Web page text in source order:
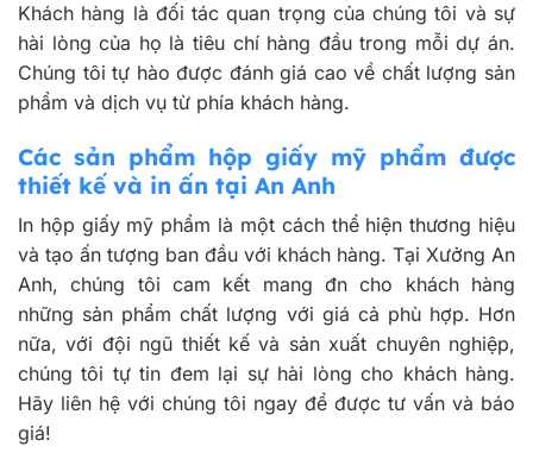
Khách hàng là đối tác quan trọng của chúng tôi và sự
hài lòng của họ là tiêu chí hàng đầu trong mỗi dự án.
Chúng tôi tự hào được đánh giá cao về chất lượng sản
phẩm và dịch vụ từ phía khách hàng.
Các sản phẩm hộp giấy mỹ phẩm được
thiết kế và in ấn tại An Anh
In hộp giấy mỹ phẩm là một cách thể hiện thương hiệu
và tạo ấn tượng ban đầu với khách hàng. Tại Xưởng An
Anh, chúng tôi cam kết mang đn cho khách hàng
những sản phẩm chất lượng với giá cả phù hợp. Hơn
nữa, với đội ngũ thiết kế và sản xuất chuyên nghiệp,
chúng tôi tự tin đem lại sự hài lòng cho khách hàng.
Hãy liên hệ với chúng tôi ngay để được tư vấn và báo
giá!